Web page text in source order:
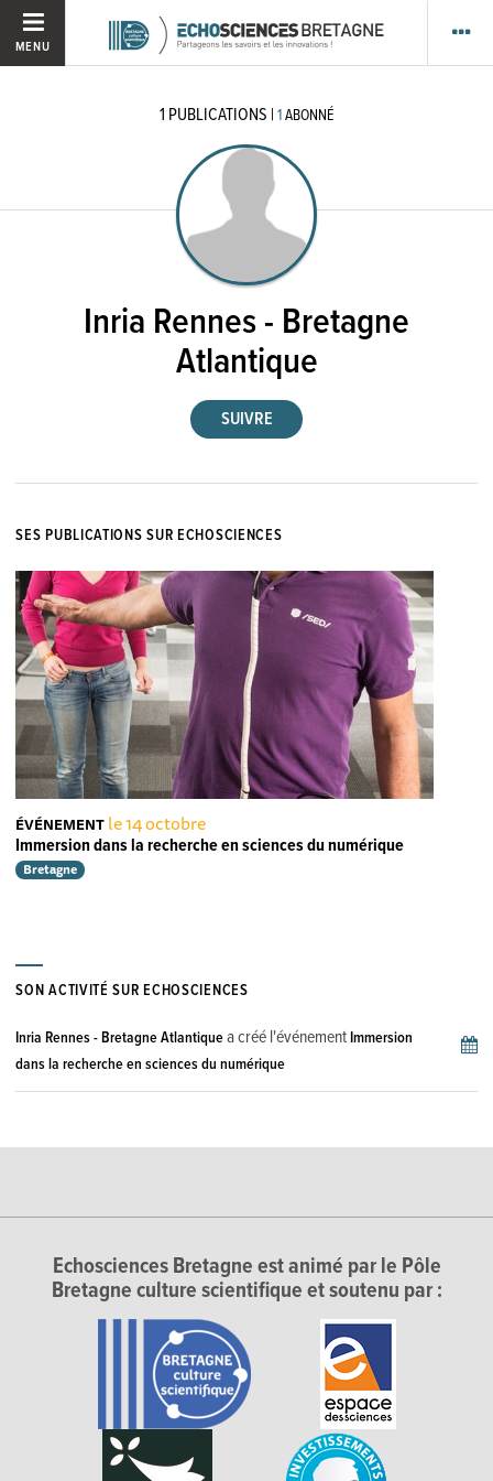
MENU
1 PUBLICATIONS | 1ABONNÉ
Inria Rennes - Bretagne
Atlantique
SES PUBLICATIONS SUR ECHOSCIENCES
ÉVÉNEMENT le 14 octobre
Immersion dans la recherche en sciences du numérique
Bretagne
SON ACTIVITÉ SUR ECHOSCIENCES
Inria Rennes - Bretagne Atlantiquea créé l'événementImmersion
dans la recherche en sciences du numérique
Echosciences Bretagne est animé par le Pôle
Bretagne culture scientifique et soutenu par :